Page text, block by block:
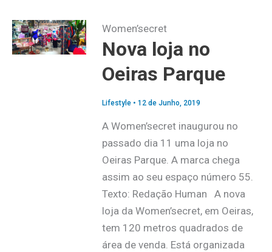
Women’secret
Nova loja no
Oeiras Parque
Lifestyle• 12 de Junho, 2019
A Women’secret inaugurou no
passado dia 11 uma loja no
Oeiras Parque. A marca chega
assim ao seu espaço número 55.
Texto: Redação Human A nova
loja da Women’secret, em Oeiras,
tem 120 metros quadrados de
área de venda. Está organizada